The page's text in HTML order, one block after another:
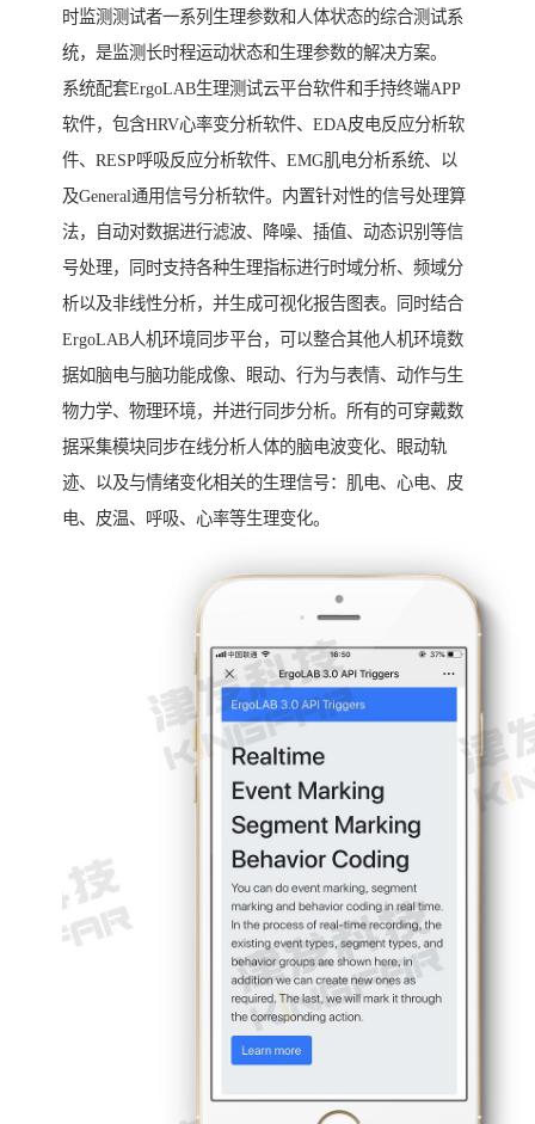
时监测测试者一系列生理参数和人体状态的综合测试系
统，是监测长时程运动状态和生理参数的解决方案。
系统配套ErgoLAB生理测试云平台软件和手持终端APP
软件，包含HRV心率变分析软件、EDA皮电反应分析软
件、RESP呼吸反应分析软件、EMG肌电分析系统、以
及General通用信号分析软件。内置针对性的信号处理算
法，自动对数据进行滤波、降噪、插值、动态识别等信
号处理，同时支持各种生理指标进行时域分析、频域分
析以及非线性分析，并生成可视化报告图表。同时结合
ErgoLAB人机环境同步平台，可以整合其他人机环境数
据如脑电与脑功能成像、眼动、行为与表情、动作与生
物力学、物理环境，并进行同步分析。所有的可穿戴数
据采集模块同步在线分析人体的脑电波变化、眼动轨
迹、以及与情绪变化相关的生理信号：肌电、心电、皮
电、皮温、呼吸、心率等生理变化。